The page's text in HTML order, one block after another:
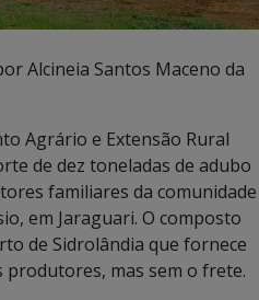
Alcineia Santos Maceno da
Agrário e Extensão Rural
de dez toneladas de adubo
familiares da comunidade
em Jaraguari. O composto
de Sidrolândia que fornece
mas sem o frete.